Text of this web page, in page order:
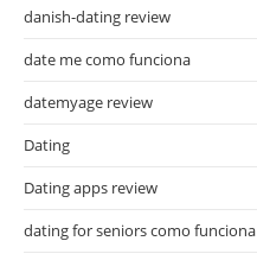
danish-dating review
date me como funciona
datemyage review
Dating
Dating apps review
dating for seniors como funciona